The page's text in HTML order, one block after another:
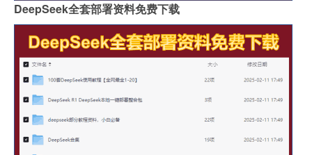
DeepSeek全套部署资料免费下载